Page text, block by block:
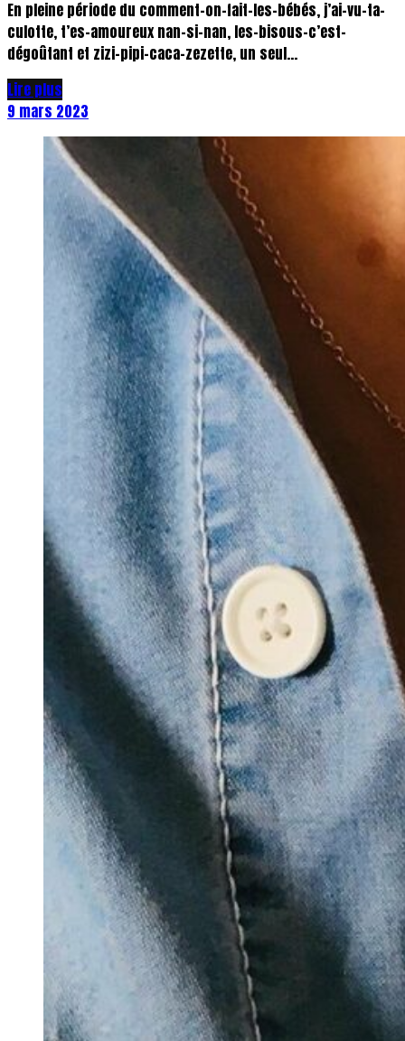
En pleine période du comment-on-fait-les-bébés, j’ai-vu-ta-
culotte, t’es-amoureux nan-si-nan, les-bisous-c’est-
dégoûtant et zizi-pipi-caca-zezette, un seul...
Lire plus
9 mars 2023